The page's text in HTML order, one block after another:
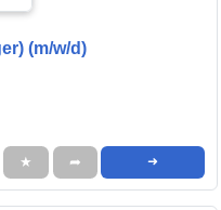
(m/w/d)
★ ➦ ➜